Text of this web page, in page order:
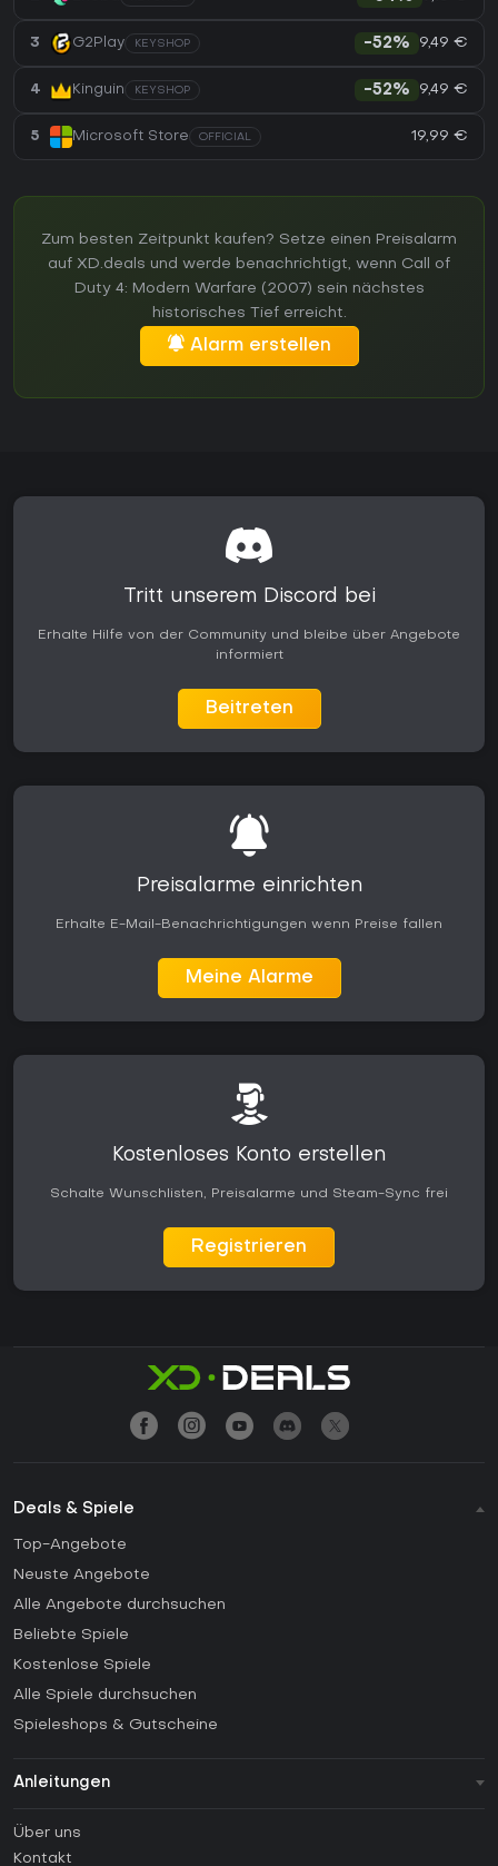
3 G2Play KEYSHOP -52% 9,49 €
4 Kinguin KEYSHOP -52% 9,49 €
5 Microsoft Store OFFICIAL 19,99 €
Zum besten Zeitpunkt kaufen? Setze einen Preisalarm
auf XD.deals und werde benachrichtigt, wenn Call of
Duty 4: Modern Warfare (2007) sein nächstes
historisches Tief erreicht.
Alarm erstellen
Tritt unserem Discord bei
Erhalte Hilfe von der Community und bleibe über Angebote
informiert
Beitreten
Preisalarme einrichten
Erhalte E-Mail-Benachrichtigungen wenn Preise fallen
Meine Alarme
Kostenloses Konto erstellen
Schalte Wunschlisten, Preisalarme und Steam-Sync frei
Registrieren
Deals & Spiele
Top-Angebote
Neuste Angebote
Alle Angebote durchsuchen
Beliebte Spiele
Kostenlose Spiele
Alle Spiele durchsuchen
Spieleshops & Gutscheine
Anleitungen
Anleitungen
Über uns
Kontakt